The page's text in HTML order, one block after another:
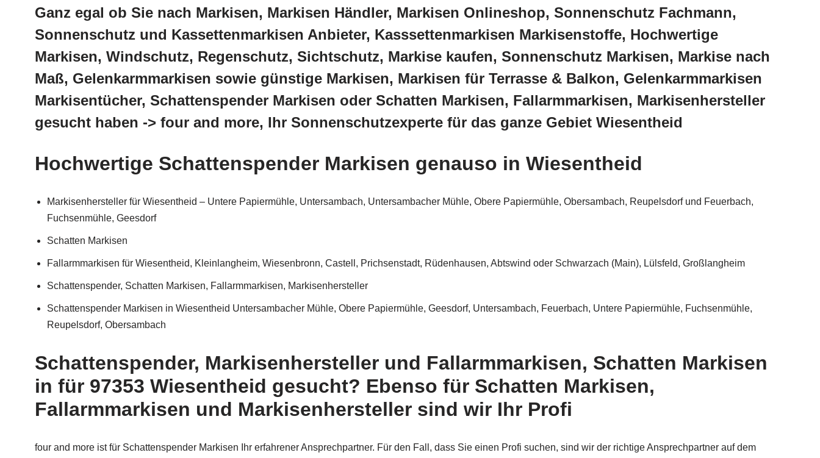
Ganz egal ob Sie nach Markisen, Markisen Händler, Markisen Onlineshop, Sonnenschutz Fachmann,
Sonnenschutz und Kassettenmarkisen Anbieter, Kasssettenmarkisen Markisenstoffe, Hochwertige
Markisen, Windschutz, Regenschutz, Sichtschutz, Markise kaufen, Sonnenschutz Markisen, Markise nach
Maß, Gelenkarmmarkisen sowie günstige Markisen, Markisen für Terrasse & Balkon, Gelenkarmmarkisen
Markisentücher, Schattenspender Markisen oder Schatten Markisen, Fallarmmarkisen, Markisenhersteller
gesucht haben -> four and more, Ihr Sonnenschutzexperte für das ganze Gebiet Wiesentheid
Hochwertige Schattenspender Markisen genauso in Wiesentheid
Markisenhersteller für Wiesentheid – Untere Papiermühle, Untersambach, Untersambacher Mühle, Obere Papiermühle, Obersambach, Reupelsdorf und Feuerbach,
Fuchsenmühle, Geesdorf
Schatten Markisen
Fallarmmarkisen für Wiesentheid, Kleinlangheim, Wiesenbronn, Castell, Prichsenstadt, Rüdenhausen, Abtswind oder Schwarzach (Main), Lülsfeld, Großlangheim
Schattenspender, Schatten Markisen, Fallarmmarkisen, Markisenhersteller
Schattenspender Markisen in Wiesentheid Untersambacher Mühle, Obere Papiermühle, Geesdorf, Untersambach, Feuerbach, Untere Papiermühle, Fuchsenmühle,
Reupelsdorf, Obersambach
Schattenspender, Markisenhersteller und Fallarmmarkisen, Schatten Markisen
in für 97353 Wiesentheid gesucht? Ebenso für Schatten Markisen,
Fallarmmarkisen und Markisenhersteller sind wir Ihr Profi
four and more ist für Schattenspender Markisen Ihr erfahrener Ansprechpartner. Für den Fall, dass Sie einen Profi suchen, sind wir der richtige Ansprechpartner auf dem